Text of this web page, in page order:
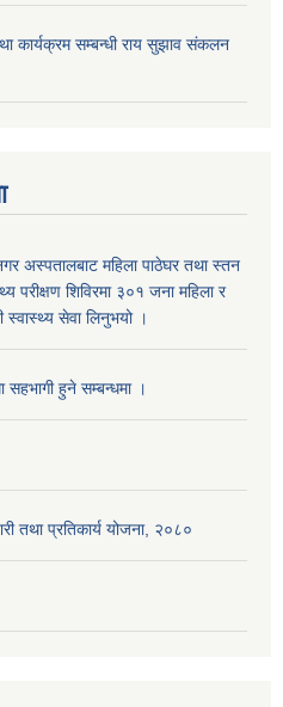
सम्बन्धी राय सुझाव संकलन
अस्पतालबाट महिला पाठेघर तथा स्तन
परीक्षण शिविरमा ३०१ जना महिला र
सेवा लिनुभयो ।
सहभागी हुने सम्बन्धमा ।
तथा प्रतिकार्य योजना, २०८०